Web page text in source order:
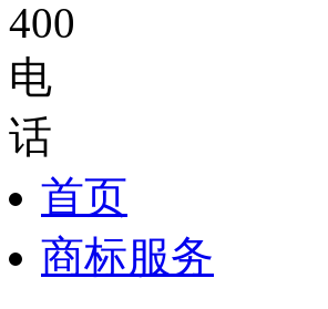
首页
商标服务